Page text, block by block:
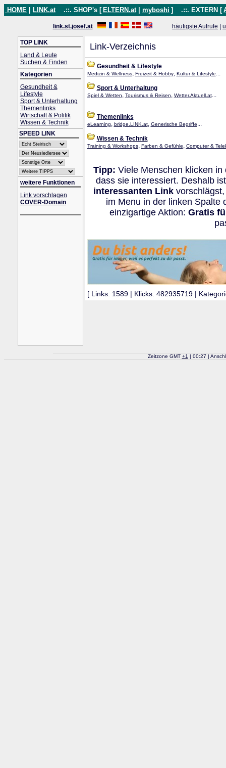
HOME LINK.at .::. SHOP's [ ELTERN.at myboshi ] .::. EXTERN [
link.st.josef.at häufigste Aufrufe
TOP LINK
Land & Leute
Suchen & Finden
Kategorien
Gesundheit &
Lifestyle
Sport & Unterhaltung
Themenlinks
Wirtschaft & Politik
Wissen & Technik
SPEED LINK
weitere Funktionen
Link vorschlagen
COVER-Domain
Link-Verzeichnis
Gesundheit & Lifestyle
Medizin & Wellness, Freizeit & Hobby, Kultur & Lifestyle...
Sport & Unterhaltung
Spiel & Wetten, Tourismus & Reisen, Wetter.Aktuell.at...
Themenlinks
eLearning, bridge.LINK.at, Generische Begriffe...
Wissen & Technik
Training & Workshops, Farben & Gefühle, Computer &
Tipp: Viele Menschen klicken
dass sie interessiert. Deshalb
interessanten Linkvorschlägst,
im Menu in der linken Spalte
einzigartige Aktion: Gratis
[ Links: 1589 | Klicks: 482935719 |
Zeitzone GMT +1 | 00:27 |